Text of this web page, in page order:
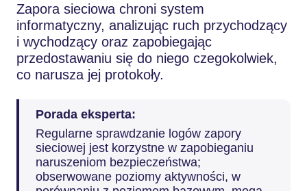
Zapora sieciowa chroni system
informatyczny, analizując ruch przychodzący
i wychodzący oraz zapobiegając
przedostawaniu się do niego czegokolwiek,
co narusza jej protokoły.
Porada eksperta:
Regularne sprawdzanie logów zapory
sieciowej jest korzystne w zapobieganiu
naruszeniom bezpieczeństwa;
obserwowane poziomy aktywności, w